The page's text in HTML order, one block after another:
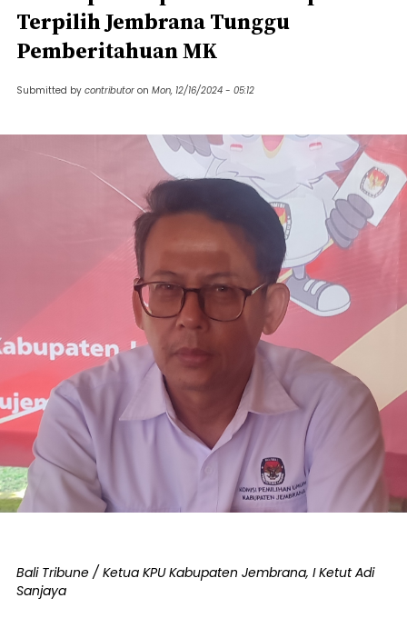
Terpilih Jembrana Tunggu
Pemberitahuan MK
Submitted by contributor on Mon, 12/16/2024 - 05:12
Bali Tribune / Ketua KPU Kabupaten Jembrana, I Ketut Adi
Sanjaya